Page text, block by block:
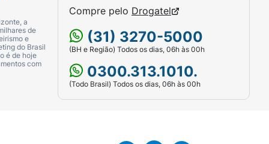
a
de
e
do Brasil
é de hoje
com
Compre pelo Drogatel
(31) 3270-5000
(BH e Região) Todos os dias, 06h às 00h
0300.313.1010.
(Todo Brasil) Todos os dias, 06h às 00h